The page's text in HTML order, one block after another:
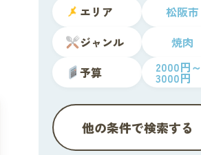
エリア
松阪市
ジャンル
焼肉
予算
2000円～
3000円
他の条件で検索する